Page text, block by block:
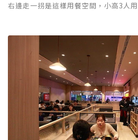
右邊走一拐是這樣用餐空間，小高3人